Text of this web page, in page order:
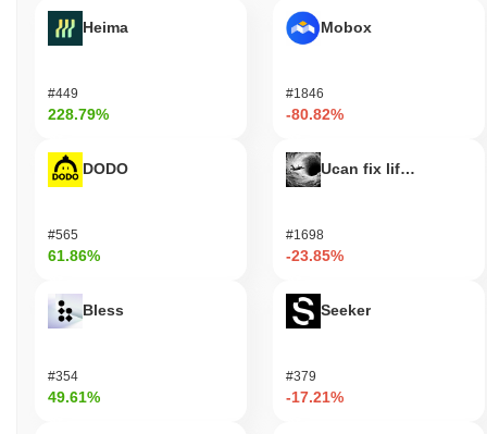
Heima
#449
228.79%
DODO
#565
61.86%
Bless
#354
49.61%
Mobox
#1846
-80.82%
Ucan fix life in1day
#1698
-23.85%
Seeker
#379
-17.21%